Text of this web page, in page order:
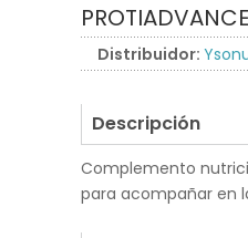
PROTIADVANCE
Distribuidor:
Descripción
Complemento
para acompañar en